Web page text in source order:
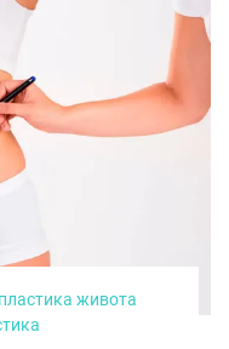
шагов
большинства
груди
годы
которые
естественный
внешний
операции.
пластика живота